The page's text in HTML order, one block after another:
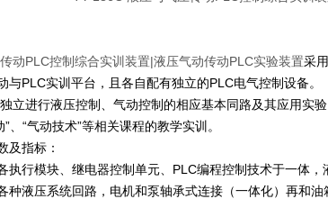
动PLC控制综合实训装置|液压气动传动PLC实验装置采
与PLC实训平台，且各自配有独立的PLC电气控制设备。
立进行液压控制、气动控制的相应基本同路及其应用实
、“气动技术”等相关课程的教学实训。
及指标：
执行模块、继电器控制单元、PLC编程控制技术于一体
种液压系统回路，电机和泵轴承式连接（一体化）再和